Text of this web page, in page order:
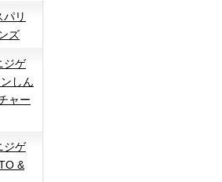
パリ
ズ
ジゲ
しん
ャー
ジゲ
&